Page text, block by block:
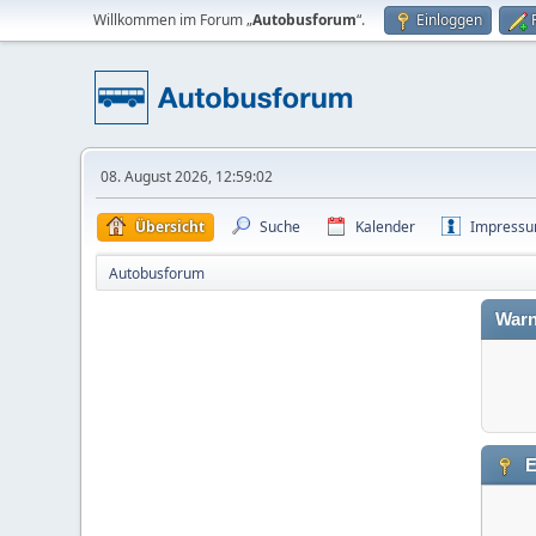
Willkommen im Forum „Autobusforum“. Einloggen
08. August 2026, 12:59:02
Übersicht Suche Kalender
Autobusforum